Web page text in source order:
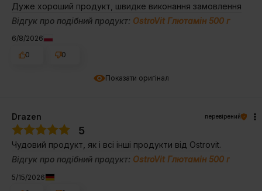
Показати оригінал
Дуже хороший продукт, швидке виконання замовлення
Відгук про подібний продукт: OstroVit Глютамін 500 г
6/8/2026
0
0
Drazen перевірений
5
Чудовий продукт, як і всі інші продукти від Ostrovit.
Відгук про подібний продукт: OstroVit Глютамін 500 г
5/15/2026